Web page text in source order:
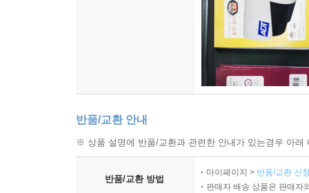
반품/교환 안내
※ 상품 설명에 반품/교환과 관련한 안내가 있는경우 아
반품/교환 방법
마이페이지 > 반품/교환 신
판매자 배송 상품은 판매자